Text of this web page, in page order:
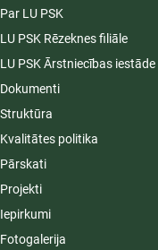
Par LU PSK
LU PSK Rēzeknes filiāle
LU PSK Ārstniecības iestāde
Dokumenti
Struktūra
Kvalitātes politika
Pārskati
Projekti
Iepirkumi
Fotogalerija